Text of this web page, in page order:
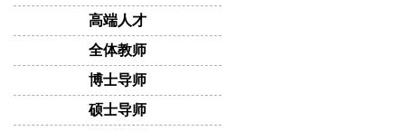
高端人才
全体教师
博士导师
硕士导师